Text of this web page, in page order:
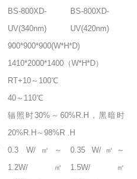
BS-800XD-
UV(340nm)
BS-800XD-
UV(420nm)
900*900*900(W*H*D)
1410*2000*1400（W*H*D）
RT+10～100℃
40～110℃
辐照时30%～60%R.H，黑暗时
20%R.H～98%R .H
0.3 W/㎡～
1.2W/㎡
0.35 W/㎡～
1.5W/㎡